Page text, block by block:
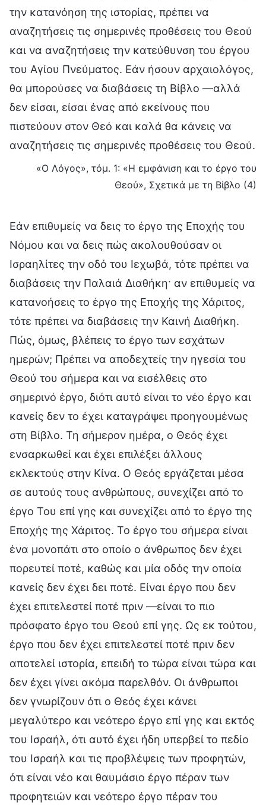
την κατανόηση της ιστορίας, πρέπει να
αναζητήσεις τις σημερινές προθέσεις του Θεού
και να αναζητήσεις την κατεύθυνση του έργου
του Αγίου Πνεύματος. Εάν ήσουν αρχαιολόγος,
θα μπορούσες να διαβάσεις τη Βίβλο —αλλά
δεν είσαι, είσαι ένας από εκείνους που
πιστεύουν στον Θεό και καλά θα κάνεις να
αναζητήσεις τις σημερινές προθέσεις του Θεού.
«Ο Λόγος», τόμ. 1: «Η εμφάνιση και το έργο του
Θεού», Σχετικά με τη Βίβλο (4)
Εάν επιθυμείς να δεις το έργο της Εποχής του
Νόμου και να δεις πώς ακολουθούσαν οι
Ισραηλίτες την οδό του Ιεχωβά, τότε πρέπει να
διαβάσεις την Παλαιά Διαθήκη· αν επιθυμείς να
κατανοήσεις το έργο της Εποχής της Χάριτος,
τότε πρέπει να διαβάσεις την Καινή Διαθήκη.
Πώς, όμως, βλέπεις το έργο των εσχάτων
ημερών; Πρέπει να αποδεχτείς την ηγεσία του
Θεού του σήμερα και να εισέλθεις στο
σημερινό έργο, διότι αυτό είναι το νέο έργο και
κανείς δεν το έχει καταγράψει προηγουμένως
στη Βίβλο. Τη σήμερον ημέρα, ο Θεός έχει
ενσαρκωθεί και έχει επιλέξει άλλους
εκλεκτούς στην Κίνα. Ο Θεός εργάζεται μέσα
σε αυτούς τους ανθρώπους, συνεχίζει από το
έργο Του επί γης και συνεχίζει από το έργο της
Εποχής της Χάριτος. Το έργο του σήμερα είναι
ένα μονοπάτι στο οποίο ο άνθρωπος δεν έχει
πορευτεί ποτέ, καθώς και μία οδός την οποία
κανείς δεν έχει δει ποτέ. Είναι έργο που δεν
έχει επιτελεστεί ποτέ πριν —είναι το πιο
πρόσφατο έργο του Θεού επί γης. Ως εκ τούτου,
έργο που δεν έχει επιτελεστεί ποτέ πριν δεν
αποτελεί ιστορία, επειδή το τώρα είναι τώρα και
δεν έχει γίνει ακόμα παρελθόν. Οι άνθρωποι
δεν γνωρίζουν ότι ο Θεός έχει κάνει
μεγαλύτερο και νεότερο έργο επί γης και εκτός
του Ισραήλ, ότι αυτό έχει ήδη υπερβεί το πεδίο
του Ισραήλ και τις προβλέψεις των προφητών,
ότι είναι νέο και θαυμάσιο έργο πέραν των
προφητειών και νεότερο έργο πέραν του